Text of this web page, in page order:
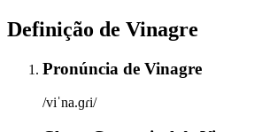
Definição de Vinagre
Pronúncia de Vinagre
/viˈna.ɡɾi/